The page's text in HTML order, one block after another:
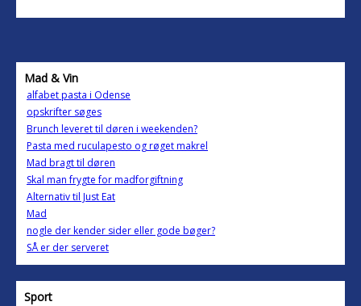
Mad & Vin
alfabet pasta i Odense
opskrifter søges
Brunch leveret til døren i weekenden?
Pasta med ruculapesto og røget makrel
Mad bragt til døren
Skal man frygte for madforgiftning
Alternativ til Just Eat
Mad
nogle der kender sider eller gode bøger?
SÅ er der serveret
Sport